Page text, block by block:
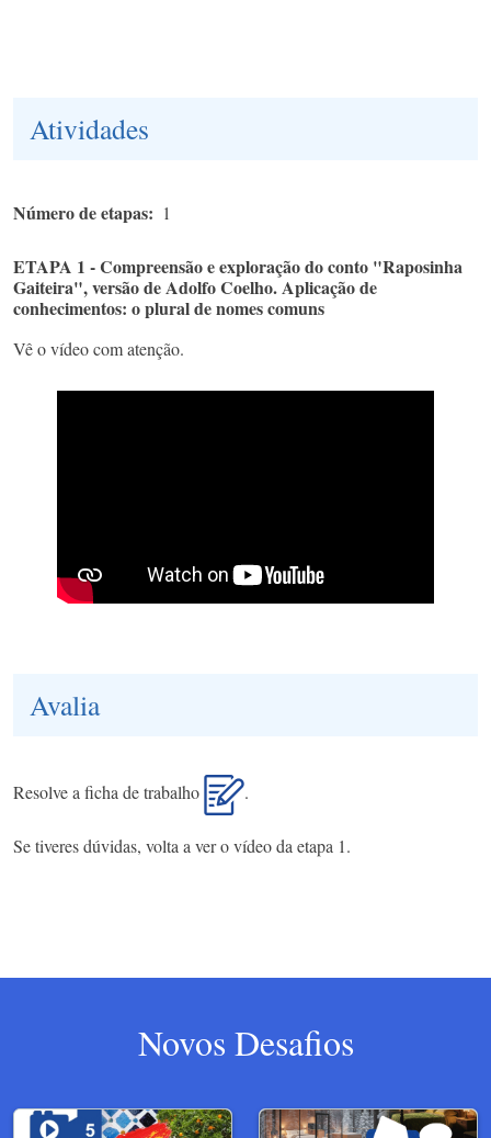
Atividades
Número de etapas 1
ETAPA 1 - Compreensão e exploração do conto "Raposinha
Gaiteira", versão de Adolfo Coelho. Aplicação de
conhecimentos: o plural de nomes comuns
Vê o vídeo com atenção.
Avalia
Resolve a ficha de trabalho .
Se tiveres dúvidas, volta a ver o vídeo da etapa 1.
Novos Desafios